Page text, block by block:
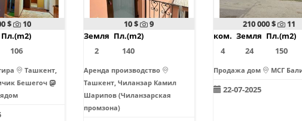
$
10
Пл.(m2)
106
Ташкент,
Бешегоч
10 $
9
Земля
2
Пл.(m2)
140
Аренда производство
Ташкент, Чиланзар Камил
Шарипов (Чиланзарская
промзона)
210 000 $
11
ком.
4
Земля
24
Пл.(m2)
150
Продажа дом МСГ
22-07-2025